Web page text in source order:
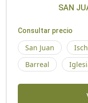
SAN
Consultar precio
San Juan
Barreal